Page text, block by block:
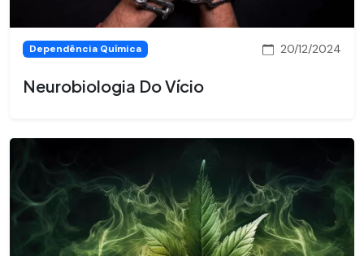
Dependência Química 20/12/2024
Neurobiologia Do Vício